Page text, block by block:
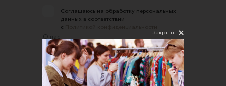
Соглашаюсь на обработку персональных
данных в соответствии
с
О нас
Открыть магазин
Участие в офлайн-маркете
Закрыть